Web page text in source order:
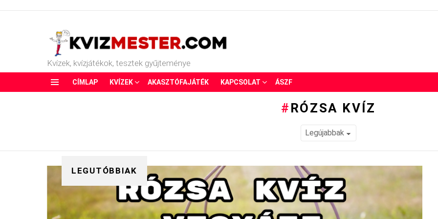
Kvízek, kvízjátékok, tesztek gyűjteménye
CÍMLAP KVÍZEK AKASZTÓFAJÁTÉK KAPCSOLAT ÁSZF
RÓZSA KVÍZ
LEGUTÓBBIAK